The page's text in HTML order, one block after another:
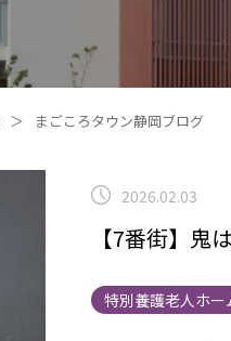
＞ まごころタウン静岡ブログ
2026.02.03
【7番街】鬼
特別養護老人ホー